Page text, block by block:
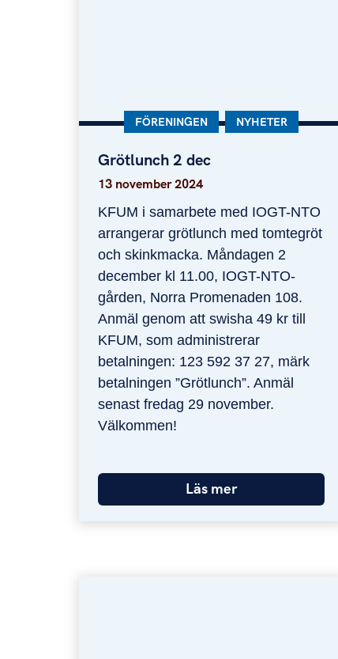
Grötlunch 2 dec
Grötlunch 2 dec
KATEGORI:
FÖRENINGEN KATEGORI:
NYHETER
13 november 2024
KFUM i samarbete med IOGT-NTO
arrangerar grötlunch med tomtegröt
och skinkmacka. Måndagen 2
december kl 11.00, IOGT-NTO-
gården, Norra Promenaden 108.
Anmäl genom att swisha 49 kr till
KFUM, som administrerar
betalningen: 123 592 37 27, märk
betalningen ”Grötlunch”. Anmäl
senast fredag 29 november.
Välkommen!
Läs mer